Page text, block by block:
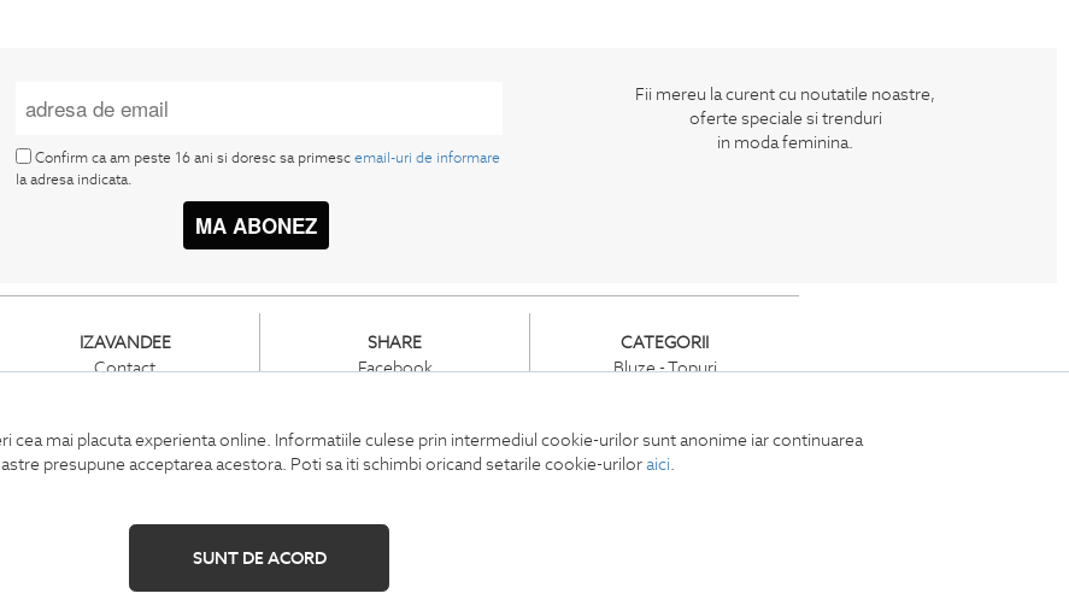
mai placuta experienta online. Informatiile culese prin intermediul cookie-urilor sunt anonime iar continuarea
presupune acceptarea acestora. Poti sa iti schimbi oricand setarile cookie-uriloraici.
SUNT DE ACORD
Confirm ca am peste 16 ani si doresc sa primesc email-uri de informare
la adresa indicata.
MA ABONEZ
Fii mereu la curent cu noutatile noastre,
oferte speciale si trenduri
in moda feminina.
IZAVANDEE
Contact
Intrebari frecvente
Sitemap
SHARE
Facebook
CATEGORII
Bluze - Topuri
Rochii
Compleuri